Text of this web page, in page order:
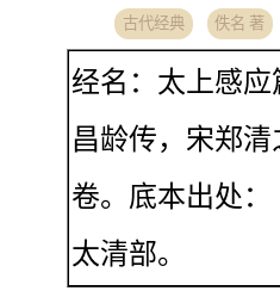
古代经典 佚名 著
经名：太上感
昌龄传，宋郑
卷。底本出处：
太清部。